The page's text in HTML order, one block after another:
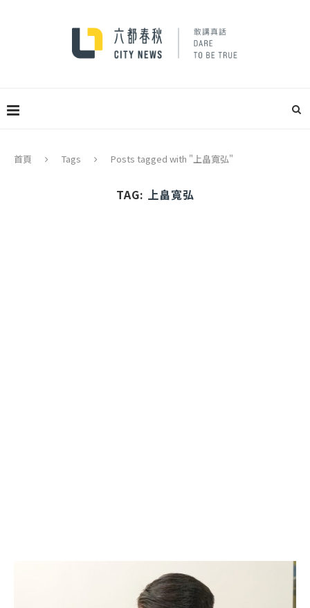
首頁 Tags Posts tagged with "上畠寬弘"
TAG: 上畠寬弘